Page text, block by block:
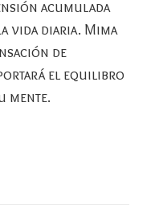
acumulada
vida diaria. Mima
de
el equilibro
mente.